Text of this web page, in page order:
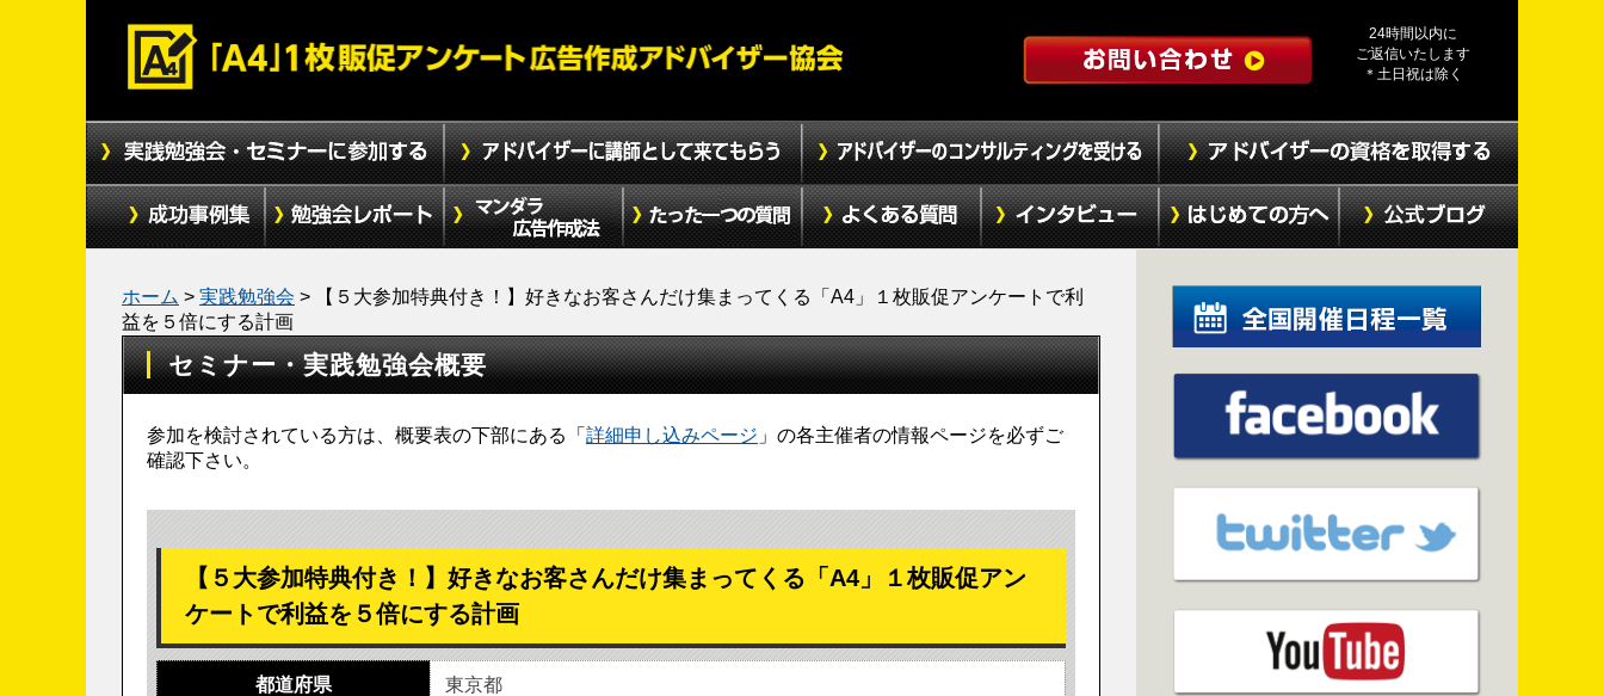
24時間以内に
ご返信いたします
＊土日祝は除く
ホーム > 実践勉強会 >
【５大参加特典付き！】好きなお客さんだけ集まってくる「A4」１枚販促アンケートで利
益を５倍にする計画
セミナー・実践勉強会概要
参加を検討されている方は、概要表の下部にある「 詳細申し込みページ 」の各主催者の情報ページを必ずご
確認下さい。
【５大参加特典付き！】好きなお客さんだけ集まってくる「A4」１枚販促アン
ケートで利益を５倍にする計画
都道府県 東京都